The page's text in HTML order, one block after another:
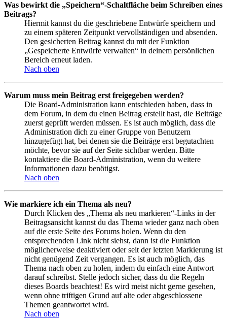
Was bewirkt die „Speichern“-Schaltfläche beim Schreiben eines
Beitrags?
Hiermit kannst du die geschriebene Entwürfe speichern und
zu einem späteren Zeitpunkt vervollständigen und absenden.
Den gesicherten Beitrag kannst du mit der Funktion
„Gespeicherte Entwürfe verwalten“ in deinem persönlichen
Bereich erneut laden.
Nach oben
Warum muss mein Beitrag erst freigegeben werden?
Die Board-Administration kann entschieden haben, dass in
dem Forum, in dem du einen Beitrag erstellt hast, die Beiträge
zuerst geprüft werden müssen. Es ist auch möglich, dass die
Administration dich zu einer Gruppe von Benutzern
hinzugefügt hat, bei denen sie die Beiträge erst begutachten
möchte, bevor sie auf der Seite sichtbar werden. Bitte
kontaktiere die Board-Administration, wenn du weitere
Informationen dazu benötigst.
Nach oben
Wie markiere ich ein Thema als neu?
Durch Klicken des „Thema als neu markieren“-Links in der
Beitragsansicht kannst du das Thema wieder ganz nach oben
auf die erste Seite des Forums holen. Wenn du den
entsprechenden Link nicht siehst, dann ist die Funktion
möglicherweise deaktiviert oder seit der letzten Markierung ist
nicht genügend Zeit vergangen. Es ist auch möglich, das
Thema nach oben zu holen, indem du einfach eine Antwort
darauf schreibst. Stelle jedoch sicher, dass du die Regeln
dieses Boards beachtest! Es wird meist nicht gerne gesehen,
wenn ohne triftigen Grund auf alte oder abgeschlossene
Themen geantwortet wird.
Nach oben